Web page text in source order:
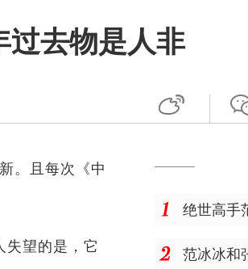
过去物是人非
。且每次《中
望的是，它
绝世高手
范冰冰和